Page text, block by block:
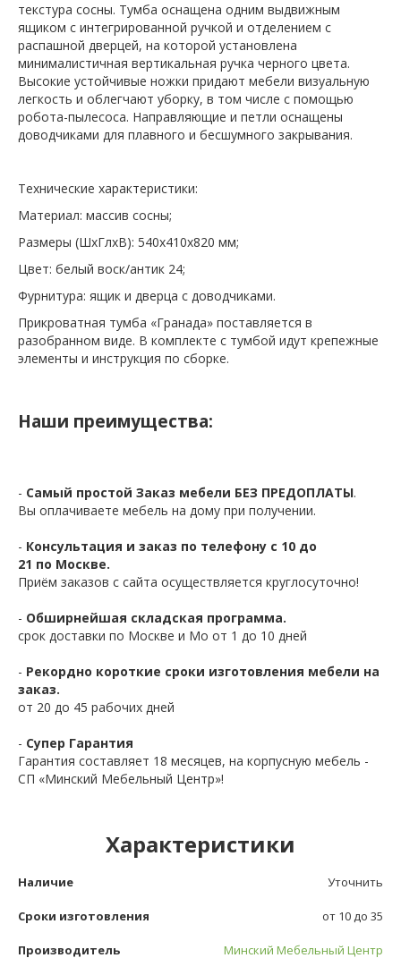
текстура сосны. Тумба оснащена одним выдвижным
ящиком с интегрированной ручкой и отделением с
распашной дверцей, на которой установлена
минималистичная вертикальная ручка черного цвета.
Высокие устойчивые ножки придают мебели визуальную
легкость и облегчают уборку, в том числе с помощью
робота-пылесоса. Направляющие и петли оснащены
доводчиками для плавного и бесшумного закрывания.
Технические характеристики:
Материал: массив сосны;
Размеры (ШхГлхВ): 540х410х820 мм;
Цвет: белый воск/антик 24;
Фурнитура: ящик и дверца с доводчиками.
Прикроватная тумба «Гранада» поставляется в
разобранном виде. В комплекте с тумбой идут крепежные
элементы и инструкция по сборке.
Наши преимущества:
- Самый простой Заказ мебели БЕЗ ПРЕДОПЛАТЫ.
Вы оплачиваете мебель на дому при получении.
- Консультация и заказ по телефону с 10 до
21 по Москве.
Приём заказов с сайта осуществляется круглосуточно!
- Обширнейшая складская программа.
срок доставки по Москве и Мо от 1 до 10 дней
- Рекордно короткие сроки изготовления мебели на
заказ.
от 20 до 45 рабочих дней
- Супер Гарантия
Гарантия составляет 18 месяцев, на корпусную мебель -
СП «Минский Мебельный Центр»!
Характеристики
Наличие Уточнить
Сроки изготовления от 10 до 35
Производитель Минский Мебельный Центр